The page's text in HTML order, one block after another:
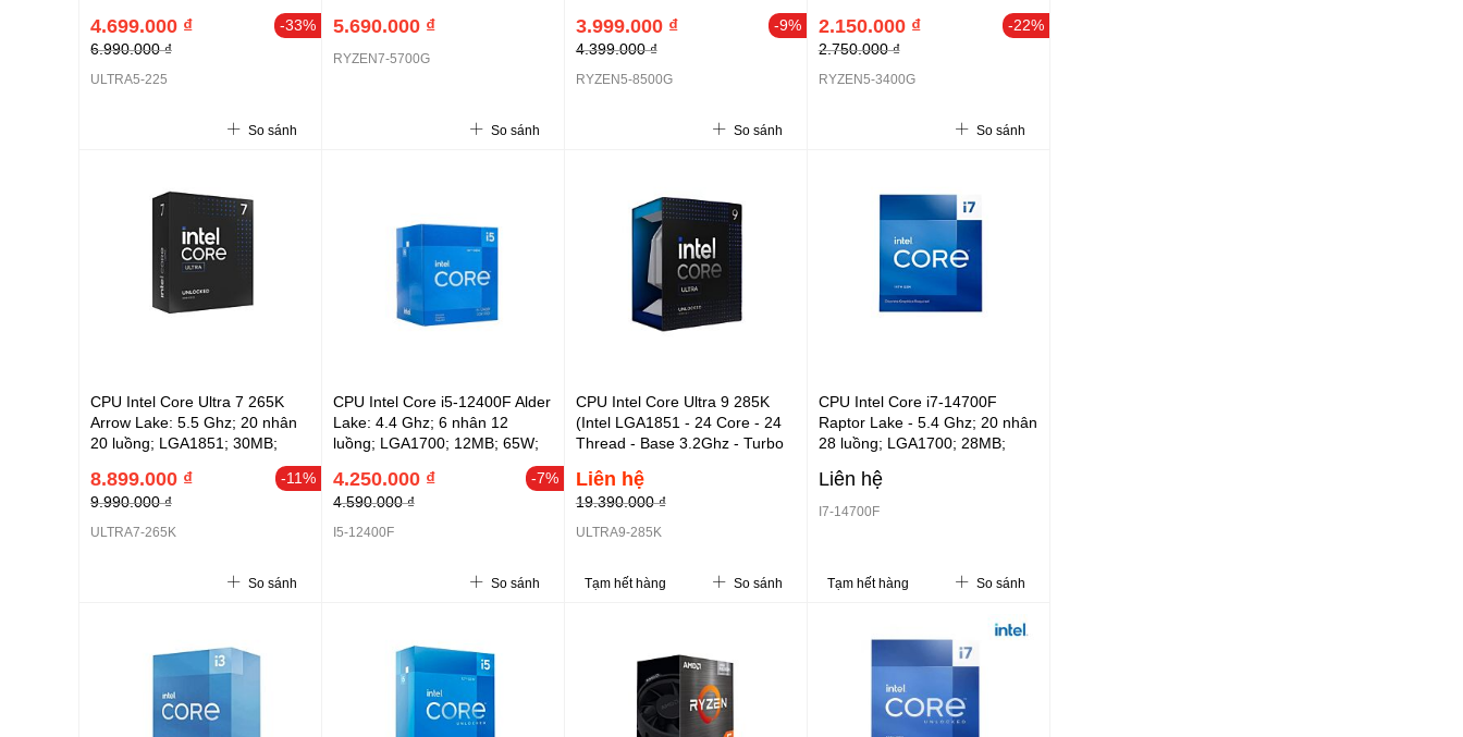
(ULTRA5-225)
-33%
4.699.000 ₫
6.990.000 ₫
ULTRA5-225
So sánh
5.690.000 ₫
RYZEN7-5700G
So sánh
DDR5-5200; 6MB L2 + 16MB
L3; GPU : Radeon™ Graphics
740M 2.867 TFLOPS; Q1-
2024; 3Y (RYZEN5-8500G)
-9%
3.999.000 ₫
4.399.000 ₫
RYZEN5-8500G
So sánh
-22%
2.150.000 ₫
2.750.000 ₫
RYZEN5-3400G
So sánh
CPU Intel Core Ultra 7 265K
Arrow Lake: 5.5 Ghz; 20 nhân
20 luồng; LGA1851; 30MB;
125W; DDR5 6400; NPU 13
TOPS; 3Y (ULTRA7-265K)
-11%
8.899.000 ₫
9.990.000 ₫
ULTRA7-265K
So sánh
CPU Intel Core i5-12400F Alder
Lake: 4.4 Ghz; 6 nhân 12
luồng; LGA1700; 12MB; 65W;
DDR4 3200+ DDR5 4800; 3Y
(i5-12400F)- Cần lắp VGA rời.-7%
4.250.000 ₫
4.590.000 ₫
I5-12400F
So sánh
CPU Intel Core Ultra 9 285K
(Intel LGA1851 - 24 Core - 24
Thread - Base 3.2Ghz - Turbo
Liên hệ
19.390.000 ₫
ULTRA9-285K
Tạm hết hàng So sánh
CPU Intel Core i7-14700F
Raptor Lake - 5.4 Ghz; 20 nhân
28 luồng; LGA1700; 28MB;
3Y (i7-14700F) - Cần VGA
Liên hệ
I7-14700F
Tạm hết hàng So sánh